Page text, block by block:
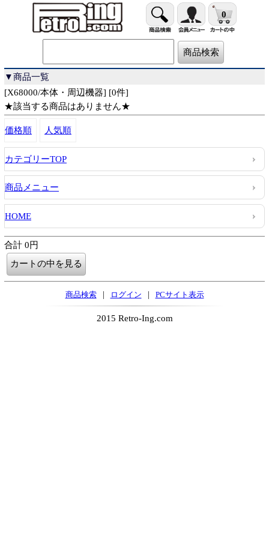
0
▼商品一覧
[X68000/本体・周辺機器] [0件]
★該当する商品はありません★
価格順 人気順
カテゴリーTOP
商品メニュー
HOME
合計 0円
商品検索 | ログイン | PCサイト表示
2015 Retro-Ing.com